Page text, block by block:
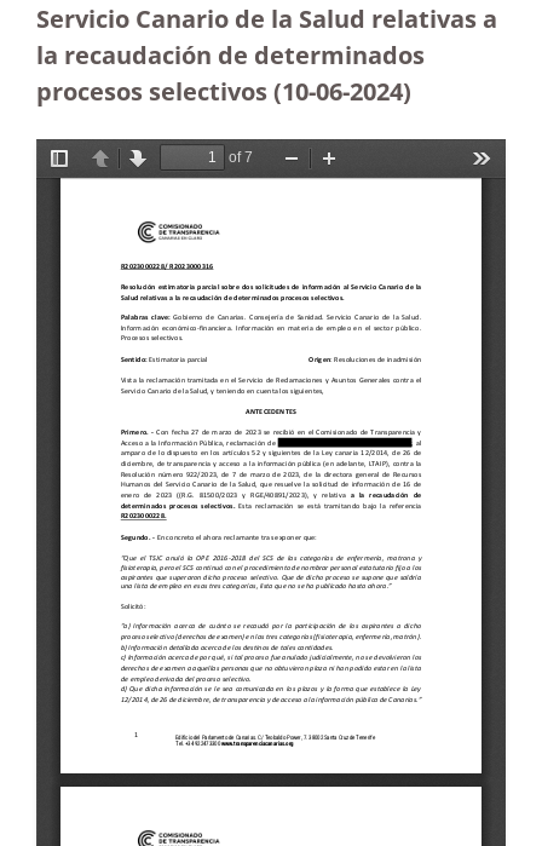
Servicio Canario de la Salud relativas a
la recaudación de determinados
procesos selectivos(10-06-2024)